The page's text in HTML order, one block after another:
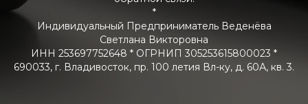
*
Индивидуальный Предприниматель Веденёва
Светлана Викторовна
ИНН 253697752648 * ОГРНИП 305253615800023 *
690033, г. Владивосток, пр. 100 летия Вл-ку, д. 60А, кв. 3.